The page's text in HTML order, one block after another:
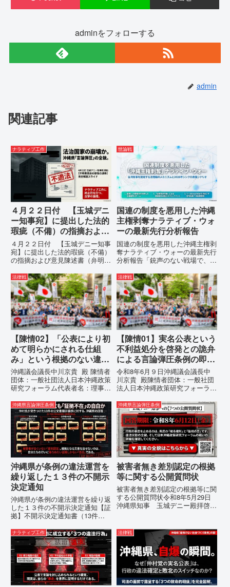
adminをフォローする
admin
関連記事
ナラティブ工作
４月２２日付 【玉城デニ
ー知事宛】に提出した法的
瑕疵（不備）の指摘および
意見陳述書（弁明書）提出
の留保の通告
４月２２日付 【玉城デニー知事
宛】に提出した法的瑕疵（不備）
の指摘および意見陳述書（弁明
に、玉城デニー宛に以下の違法状
態の指摘と意見陳述（弁明）留保
の通告を行いました。沖縄県は、
この時は、違法を認めて軌道修正
す...
世論戦
国連の制度を悪用した沖縄
主権剥奪ナラティブ・ウォ
ーの最新先行分析報告
国連の制度を悪用した沖縄主権剥
奪ナラティブ・ウォーの最新先行
分析報告「銃声のない戦場で、日
いる。」現代の戦争は、ミサイル
が飛来する以前に始まっていま
す。国連という国際的な舞台で、
巧妙な「言説（ナラティブ）」が
張...
法律戦
【陳情02】「公表により初
めて明らかにされる仕組
み」という根拠のない違法
運用の指摘と条例運用の停
止を求める陳情書
沖縄議会議長中川京貴 殿 陳情者
団体：一般社団法人日本沖縄政策
研究フォーラム代表者名：理事
市電 話：080- 「公表により初
めて明らかにされる仕組み」とい
う根拠のない違法運用の指摘と条
例運用の停止を求める陳情...
法律戦
【陳情01】実名公表という
不利益処分を啓発との詭弁
による言論弾圧条例の即時
運用停止を求める陳情
令和8年6月９日沖縄議会議長中
川京貴 殿陳情者団体：一般社団
法人日本沖縄政策研究フォーラム
所：沖縄県那覇市電 話：
080- 実名公表という不利益処分
を啓発との詭弁による言論弾圧条
例の即時運用停止を求める陳情
1...
沖縄県言論弾圧条例
沖縄県が条例の違法運営を
繰り返した１３件の不開示
決定通知
沖縄県が条例の違法運営を繰り返
した１３件の不開示決定通知【証
拠】不開示決定通知書（13件）
が請求した「差別認定の根拠」に
対し、県は全て非開示・存否応答
拒否を突きつけました。これは、
彼らが行政手続きの正当性を失
っ...
沖縄県言論弾圧条例
被害者無き差別認定の根拠
等に関する公開質問状
被害者無き差別認定の根拠等に関
する公開質問状令和8年5月29日
沖縄県知事 玉城デニー殿拝啓貴
ます。私は、適正な意見陳述（弁
明）を行うにあたり、沖縄県行政
手続条例第28条で定められた...
ナラティブ工作 法律戦